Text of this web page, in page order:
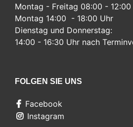
Montag - Freitag 08:00 - 12:00
Montag 14:00 - 18:00 Uhr
Dienstag und Donnerstag:
14:00 - 16:30 Uhr nach
FOLGEN SIE UNS
Facebook
Instagram